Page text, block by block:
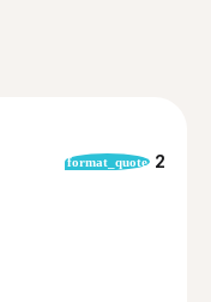
format_quote 2